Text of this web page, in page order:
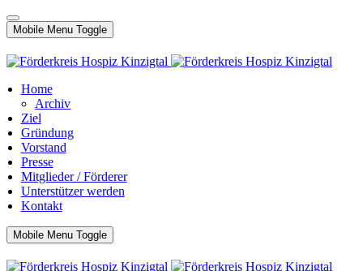
Mobile Menu Toggle
Home
Archiv
Ziel
Gründung
Vorstand
Presse
Mitglieder / Förderer
Unterstützer werden
Kontakt
Mobile Menu Toggle